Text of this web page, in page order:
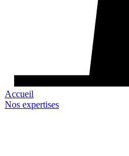
Accueil
Nos expertises